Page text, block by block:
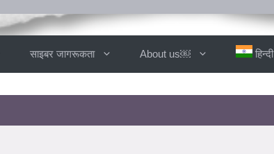
साइबर जागरूकता About us￼ हिन्दी